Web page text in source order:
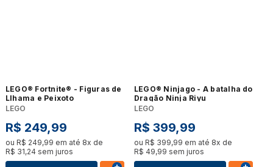
LEGO® Fortnite® - Figuras de
Llhama e Peixoto
LEGO
R$ 249,99
ou R$ 249,99 em até 8x de
R$ 31,24 sem juros
LEGO® Ninjago - A batalha do
Dragão Ninja Riyu
LEGO
R$ 399,99
ou R$ 399,99 em até 8x de
R$ 49,99 sem juros